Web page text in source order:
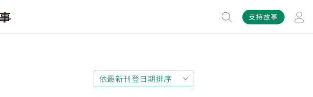
支持故事
依最新刊登日期排序
依最新刊登日期排序